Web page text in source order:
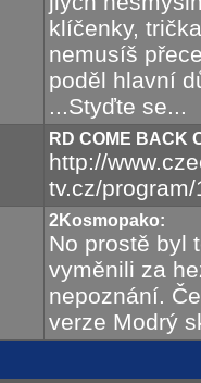
klíčenky,
nemusíš
poděl hlavní
...Styďte se...
RD COME BACK
http://
tv.cz/
2Kosmopako:
No prostě byl
vyměnili za
nepoznání.
verze Modrý